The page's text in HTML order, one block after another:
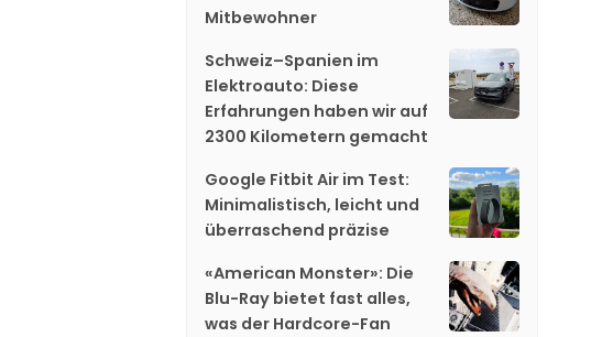
Mitbewohner
Schweiz–Spanien im
Elektroauto: Diese
Erfahrungen haben wir auf
2300 Kilometern gemacht
Google Fitbit Air im Test:
Minimalistisch, leicht und
überraschend präzise
«American Monster»: Die
Blu-Ray bietet fast alles,
was der Hardcore-Fan